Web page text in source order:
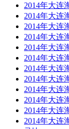
2014年大连
2014年大连
2014年大连
2014年大连
2014年大连
2014年大连
2014年大连
2014年大连
2014年大连
2014年大连
2014年大连
2014年大连